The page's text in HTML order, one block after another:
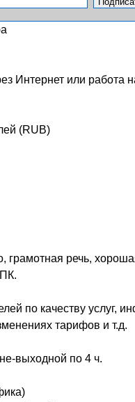
Интернет или работа
(RUB)
грамотная речь,
по качеству услуг,
тарифов и т.д.
выходной по 4 ч.